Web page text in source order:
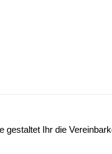
gestaltet Ihr die